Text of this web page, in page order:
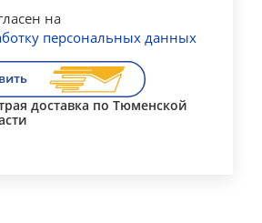
на
персональных данных
доставка по Тюменской